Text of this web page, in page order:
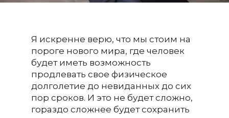
Я искренне верю, что мы стоим на
пороге нового мира, где человек
будет иметь возможность
продлевать свое физическое
долголетие до невиданных до сих
пор сроков. И это не будет сложно,
гораздо сложнее будет сохранить